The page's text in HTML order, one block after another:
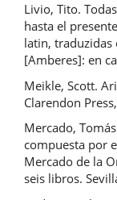
Livio, Tito.
hasta el
latin, traduzidas
[Amberes]: en
Meikle, Scott.
Clarendon
Mercado,
compuesta por
Mercado de la
seis libros.